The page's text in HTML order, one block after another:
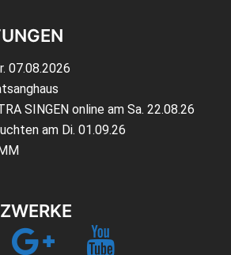
07.08.2026
SINGEN online am Sa. 22.08.26
am Di. 01.09.26
Google+